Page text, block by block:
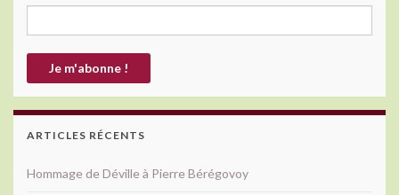
ARTICLES RÉCENTS
Hommage de Déville à Pierre Bérégovoy